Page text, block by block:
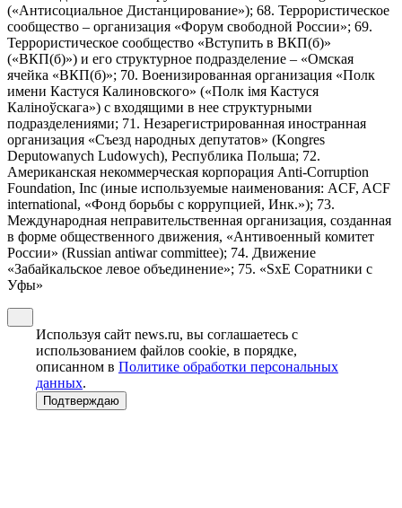
(«Антисоциальное Дистанцирование»); 68. Террористическое
сообщество – организация «Форум свободной России»; 69.
Террористическое сообщество «Вступить в ВКП(б)»
(«ВКП(б)») и его структурное подразделение – «Омская
ячейка «ВКП(б)»; 70. Военизированная организация «Полк
имени Кастуся Калиновского» («Полк iмя Кастуся
Калiноўскага») с входящими в нее структурными
подразделениями; 71. Незарегистрированная иностранная
организация «Съезд народных депутатов» (Kongres
Deputowanych Ludowych), Республика Польша; 72.
Американская некоммерческая корпорация Anti-Corruption
Foundation, Inc (иные используемые наименования: ACF, ACF
international, «Фонд борьбы с коррупцией, Инк.»); 73.
Международная неправительственная организация, созданная
в форме общественного движения, «Антивоенный комитет
России» (Russian antiwar committee); 74. Движение
«Забайкальское левое объединение»; 75. «SxE Соратники с
Уфы»
Используя сайт news.ru, вы соглашаетесь с
использованием файлов cookie, в порядке,
описанном в Политике обработки персональных
данных.
Подтверждаю